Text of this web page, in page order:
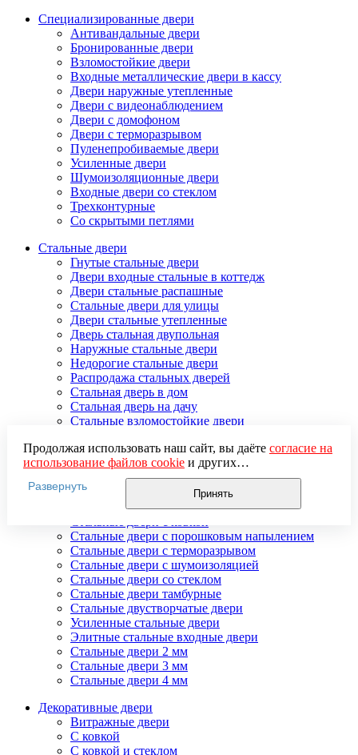
Специализированные двери
Антивандальные двери
Бронированные двери
Взломостойкие двери
Входные металлические двери в кассу
Двери наружные утепленные
Двери с видеонаблюдением
Двери с домофоном
Двери с терморазрывом
Пуленепробиваемые двери
Усиленные двери
Шумоизоляционные двери
Входные двери со стеклом
Трехконтурные
Со скрытыми петлями
Стальные двери
Гнутые стальные двери
Двери входные стальные в коттедж
Двери стальные распашные
Стальные двери для улицы
Двери стальные утепленные
Дверь стальная двупольная
Наружные стальные двери
Недорогие стальные двери
Распродажа стальных дверей
Стальная дверь в дом
Стальная дверь на дачу
Стальные взломостойкие двери
Стальные двери в подъезд
Стальные двери внутреннего открывания
Стальные двери массив
Стальные двери мдф
Стальные двери с зеркалом
Стальные двери с порошковым напылением
Стальные двери с терморазрывом
Стальные двери с шумоизоляцией
Стальные двери со стеклом
Стальные двери тамбурные
Стальные двустворчатые двери
Усиленные стальные двери
Элитные стальные входные двери
Стальные двери 2 мм
Стальные двери 3 мм
Стальные двери 4 мм
Декоративные двери
Витражные двери
С ковкой
С ковкой и стеклом
Продолжая использовать наш сайт, вы даёте согласие на
использование файлов cookieи других
пользовательских данных (включая IP-адрес, сведения о
местоположении, устройстве, действиях на сайте и т. п.)
для функционирования сайта, проведения
использования систем аналитики (например,
Яндекс.Метрика), в соответствии с нашей
обработки персональных данных.
Если вы не хотите, чтобы ваши данные обрабатывались,
настройте ограничения в браузере или покиньте сайт.
Развернуть
Принять